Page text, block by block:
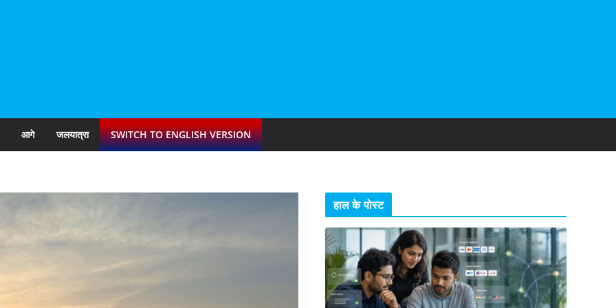
आगे जलयात्रा SWITCH TO ENGLISH VERSION
हाल के पोस्ट